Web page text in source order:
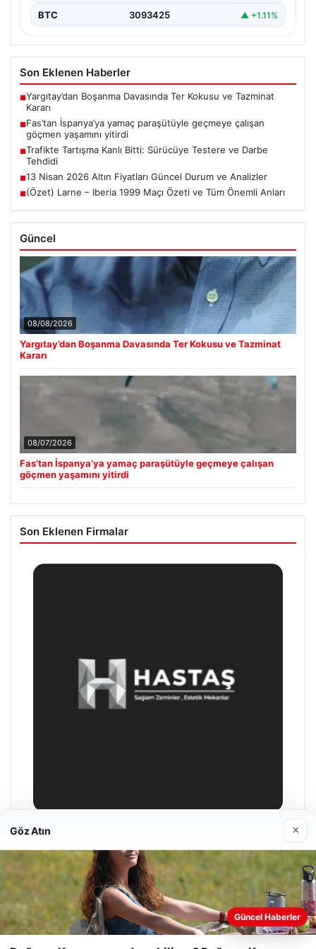
BTC 3093425 ▲ +1.11%
Son Eklenen Haberler
■Yargıtay’dan Boşanma Davasında Ter Kokusu ve Tazminat
Kararı
■Fas’tan İspanya’ya yamaç paraşütüyle geçmeye çalışan
göçmen yaşamını yitirdi
■Trafikte Tartışma Kanlı Bitti: Sürücüye Testere ve Darbe
Tehdidi
■13 Nisan 2026 Altın Fiyatları Güncel Durum ve Analizler
■(Özet) Larne – Iberia 1999 Maçı Özeti ve Tüm Önemli Anları
Güncel
08/08/2026
Yargıtay’dan Boşanma Davasında Ter Kokusu ve Tazminat
Kararı
08/07/2026
Fas’tan İspanya’ya yamaç paraşütüyle geçmeye çalışan
göçmen yaşamını yitirdi
Son Eklenen Firmalar
04/29/2026
Web sitemizi nasıl kullandığınızı daha iyi anlayabilmek,
deneyiminizi kişiselleştirmek ve geliştirmek amacıyla çerezler
kullanıyoruz.
Çerez Politikamız
Göz Atın ×
Güncel Haberler